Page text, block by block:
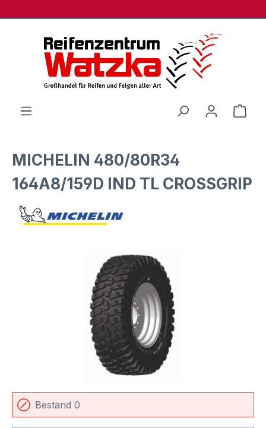
MICHELIN 480/80R34
164A8/159D IND TL CROSSGRIP
Bildergalerie überspringen
Bestand 0